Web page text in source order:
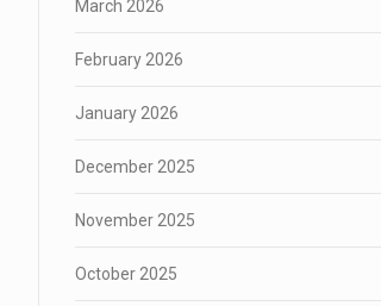
March 2026
February 2026
January 2026
December 2025
November 2025
October 2025